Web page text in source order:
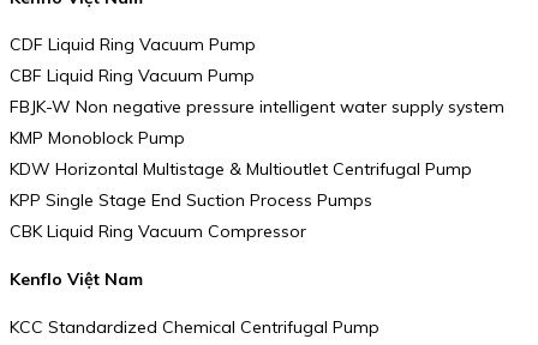
CDF Liquid Ring Vacuum Pump
CBF Liquid Ring Vacuum Pump
FBJK-W Non negative pressure intelligent water supply system
KMP Monoblock Pump
KDW Horizontal Multistage & Multioutlet Centrifugal Pump
KPP Single Stage End Suction Process Pumps
CBK Liquid Ring Vacuum Compressor
Kenflo Việt Nam
KCC Standardized Chemical Centrifugal Pump